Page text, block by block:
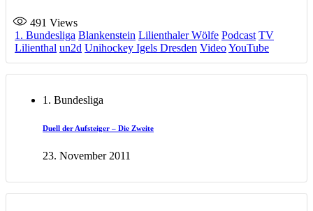
491 Views
1. Bundesliga Blankenstein Lilienthaler Wölfe Podcast TV
Lilienthal un2d Unihockey Igels Dresden VideoYouTube
1. Bundesliga
Duell der Aufsteiger – Die Zweite
23. November 2011